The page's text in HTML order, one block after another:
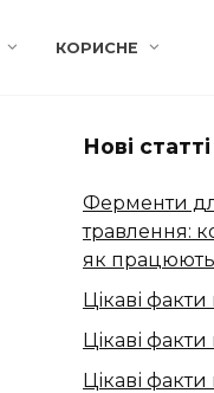
КОРИСНЕ
Нові статті
Ферменти
травлення:
як працюють
Цікаві
Цікаві
Цікаві